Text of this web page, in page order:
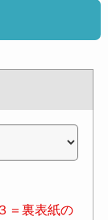
＝裏表紙の